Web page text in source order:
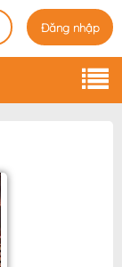
Đăng nhập